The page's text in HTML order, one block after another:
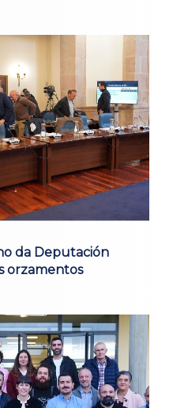
da Deputación
orzamentos